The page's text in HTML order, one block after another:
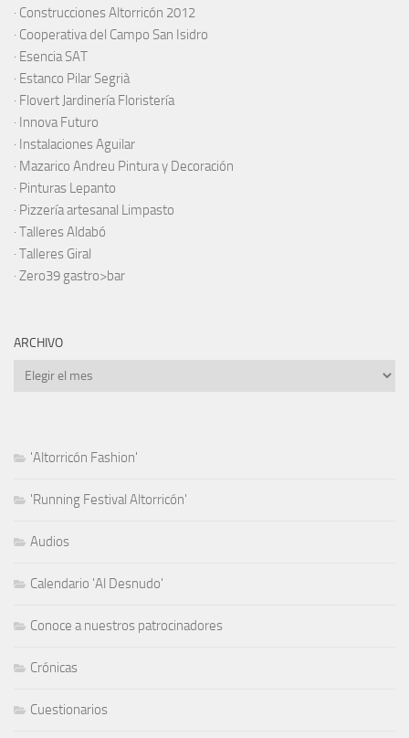
· Construcciones Altorricón 2012
· Cooperativa del Campo San Isidro
· Esencia SAT
· Estanco Pilar Segrià
· Flovert Jardinería Floristería
· Innova Futuro
· Instalaciones Aguilar
· Mazarico Andreu Pintura y Decoración
· Pinturas Lepanto
· Pizzería artesanal Limpasto
· Talleres Aldabó
· Talleres Giral
· Zero39 gastro>bar
ARCHIVO
Archivo
'Altorricón Fashion'
'Running Festival Altorricón'
Audios
Calendario 'Al Desnudo'
Conoce a nuestros patrocinadores
Crónicas
Cuestionarios